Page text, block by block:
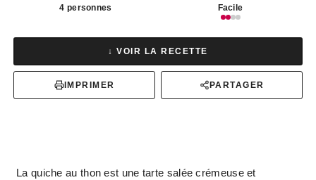
4 personnes Facile
↓ VOIR LA RECETTE
IMPRIMER PARTAGER
La quiche au thon est une tarte salée crémeuse et